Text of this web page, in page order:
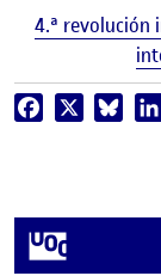
4.ª revolución
Facebook